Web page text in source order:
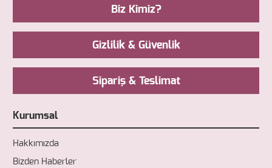
Biz Kimiz?
Gizlilik & Güvenlik
Sipariş & Teslimat
Kurumsal
Hakkımızda
Bizden Haberler